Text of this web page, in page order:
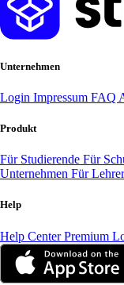
Unternehmen
Login Impressum FAQ
Produkt
Für Studierende Für
Unternehmen Für
Help
Help CenterPremium